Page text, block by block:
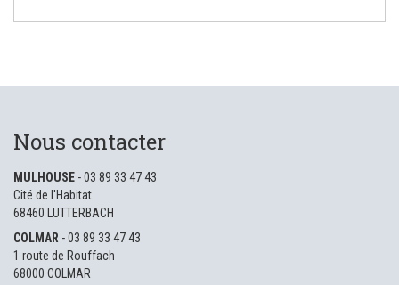
Nous contacter
MULHOUSE - 03 89 33 47 43
Cité de l'Habitat
68460 LUTTERBACH
COLMAR - 03 89 33 47 43
1 route de Rouffach
68000 COLMAR